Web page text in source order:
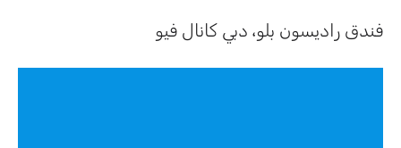
فندق راديسون بلو، دبي كانال فيو